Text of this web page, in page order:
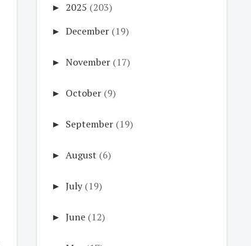
► 2025 (203)
► December (19)
► November (17)
► October (9)
► September (19)
► August (6)
► July (19)
► June (12)